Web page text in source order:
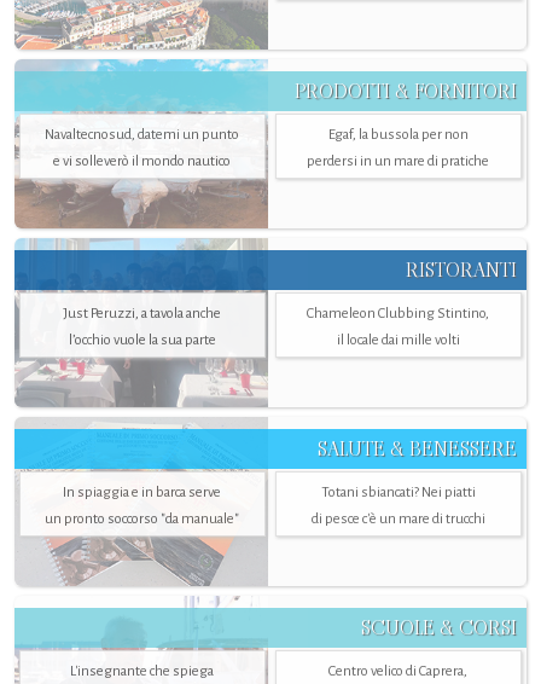
PRODOTTI & FORNITORI
Navaltecnosud, datemi un punto
e vi solleverò il mondo nautico
Egaf, la bussola per non
perdersi in un mare di pratiche
RISTORANTI
Just Peruzzi, a tavola anche
l’occhio vuole la sua parte
Chameleon Clubbing Stintino,
il locale dai mille volti
SALUTE & BENESSERE
In spiaggia e in barca serve
un pronto soccorso "da manuale"
Totani sbiancati? Nei piatti
di pesce c'è un mare di trucchi
SCUOLE & CORSI
L'insegnante che spiega
Centro velico di Caprera,